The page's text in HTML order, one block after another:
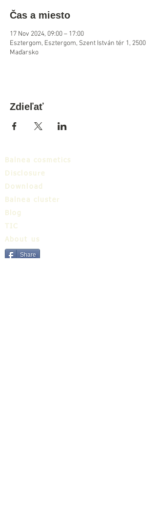
Čas a miesto
17 Nov 2024, 09:00 – 17:00
Esztergom, Esztergom, Szent István tér 1, 2500
Maďarsko
Zdieľať
Balnea cosmetics
Disclosure
Download
Balnea cluster
Blog
TIC
About us
Share